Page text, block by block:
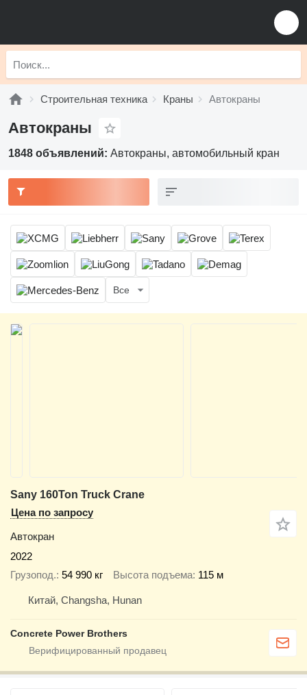
Строительная техника Краны Автокраны
Автокраны
1848 объявлений: Автокраны, автомобильный кран
Все
Sany 160Ton Truck Crane
Цена по запросу
Автокран
2022
Грузопод. 54 990 кг Высота подъема 115 м
Китай, Changsha, Hunan
Concrete Power Brothers